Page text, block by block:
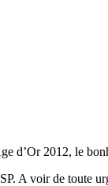
d’Or 2012, le
A voir de toute